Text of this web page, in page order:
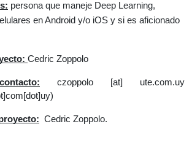
persona que maneje Deep Learning,
en Android y/o iOS y si es aficionado
Cedric Zoppolo
czoppolo [at] ute.com.uy
Cedric Zoppolo.